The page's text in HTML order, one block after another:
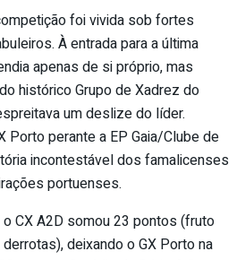
foi vivida sob fortes
À entrada para a última
apenas de si próprio, mas
histórico Grupo de Xadrez do
um deslize do líder.
Porto perante a EP Gaia/Clube de
incontestável dos famalicenses
portuenses.
CX A2D somou 23 pontos (fruto
deixando o GX Porto na